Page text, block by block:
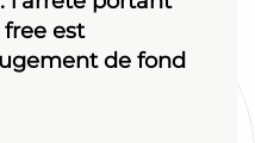
est
de fond